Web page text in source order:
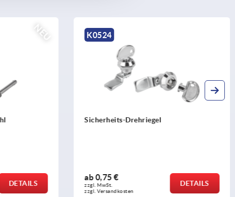
DETAILS
K0531
Kompressions-Drehriegel Zink, mit
ab9,42 €
zzgl. MwSt.
zzgl. Versandkosten
DETAILS